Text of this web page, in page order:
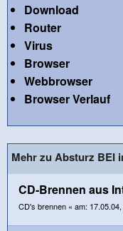
Download
Router
Virus
Browser
Webbrowser
Browser Verlauf
Mehr zu Absturz BEI
CD-Brennen aus
CD's brennen « am: